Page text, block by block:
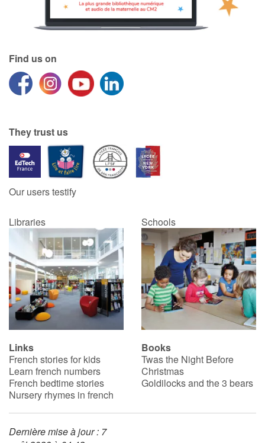
Find us on
They trust us
Our users testify
Libraries Schools
Links
French stories for kids
Learn french numbers
French bedtime stories
Nursery rhymes in french
Books
Twas the Night Before
Christmas
Goldilocks and the 3 bears
Dernière mise à jour : 7